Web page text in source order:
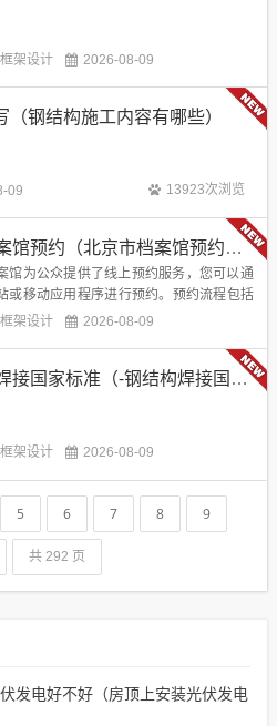
架设计 2026-08-09
钢结构施工内容有哪些）
09 13923次浏览
北京档案馆预约（北京市档案馆预约入口）
馆为公众提供了线上预约服务，您可以通
或移动应用程序进行预约。预约流程包括
别、填写个人信息、提交预约申请等步
入场手续。部分档案可能需提前预约或现
体信息请以官方通知为准。...
架设计 2026-08-09
钢结构焊接国家标准（-钢结构焊接国家标准中包含了哪些内容）
架设计 2026-08-09
5 6 7 8 9
共 292 页
发电好不好（房顶上安装光伏发电